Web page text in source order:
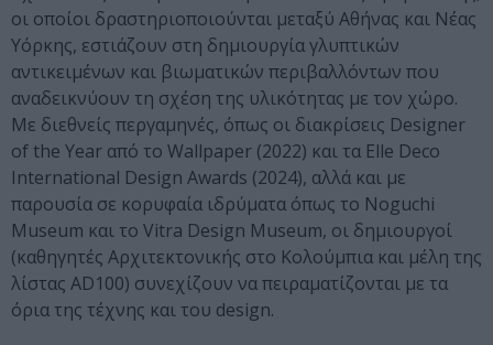
οι οποίοι δραστηριοποιούνται μεταξύ Αθήνας και Νέας
Υόρκης, εστιάζουν στη δημιουργία γλυπτικών
αντικειμένων και βιωματικών περιβαλλόντων που
αναδεικνύουν τη σχέση της υλικότητας με τον χώρο.
Με διεθνείς περγαμηνές, όπως οι διακρίσεις Designer
of the Year από το Wallpaper (2022) και τα Elle Deco
International Design Awards (2024), αλλά και με
παρουσία σε κορυφαία ιδρύματα όπως το Noguchi
Museum και το Vitra Design Museum, οι δημιουργοί
(καθηγητές Αρχιτεκτονικής στο Κολούμπια και μέλη της
λίστας AD100) συνεχίζουν να πειραματίζονται με τα
όρια της τέχνης και του design.